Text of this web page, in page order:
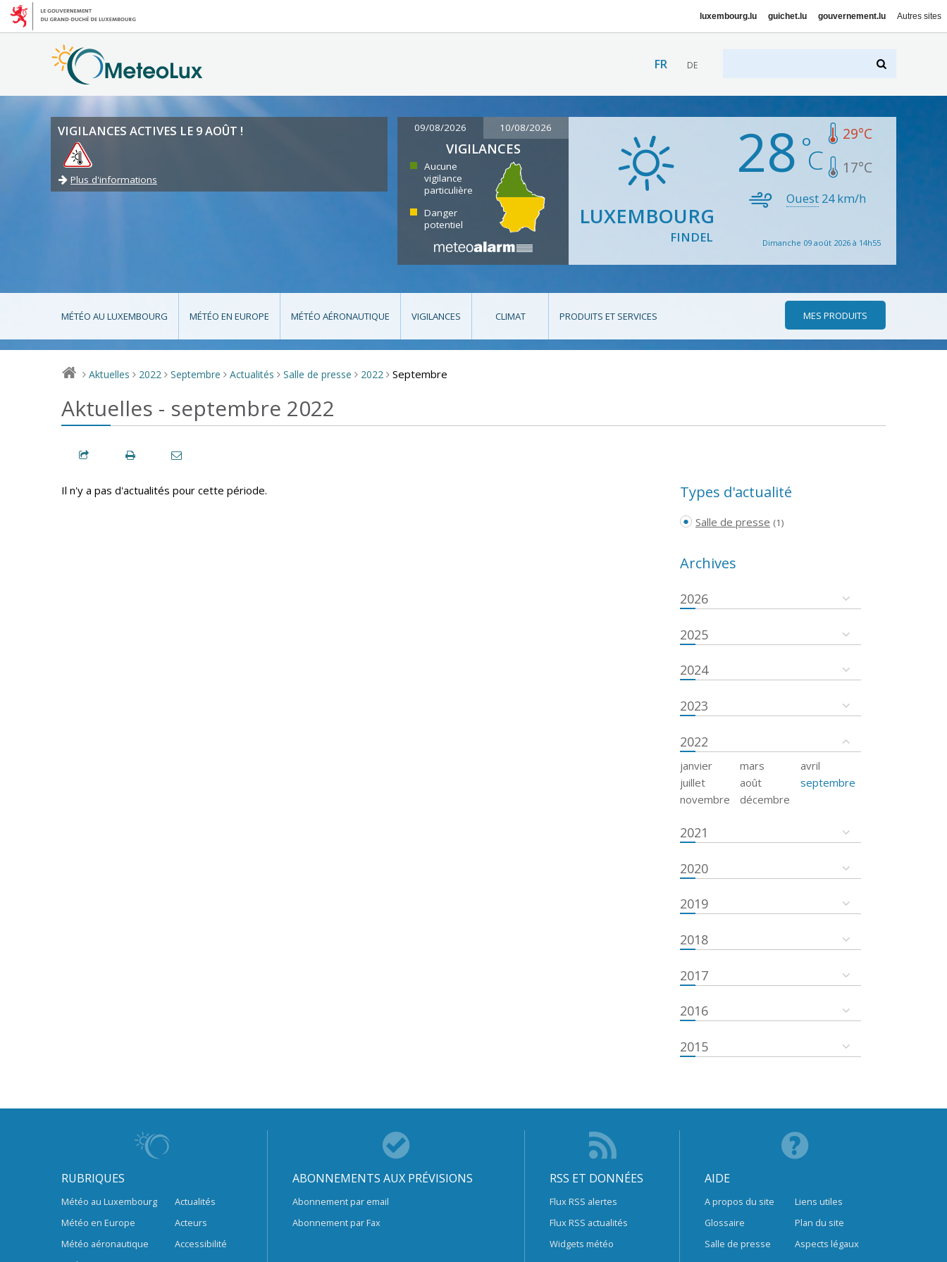
luxembourg.lu guichet.lu gouvernement.lu Autres sites
FR DE
VIGILANCES ACTIVES LE 9 AOÛT !
Plus d'informations
09/08/2026 10/08/2026
VIGILANCES
Aucune
vigilance
particulière
Danger
potentiel
LUXEMBOURG
FINDEL
28 29°C
17°C
Ouest 24km/h
Dimanche 09 août 2026 à 14h55
MÉTÉO AU LUXEMBOURG MÉTÉO EN EUROPE MÉTÉO AÉRONAUTIQUE VIGILANCES CLIMAT PRODUITS ET SERVICES MES PRODUITS
> Aktuelles > 2022 > Septembre > Actualités > Salle de presse > 2022 > Septembre
Aktuelles - septembre 2022
Il n'y a pas d'actualités pour cette période. Types d'actualité
Salle de presse (1)
Archives
2026
2025
2024
2023
2022
janvier mars
avril
juillet
août
septembre
novembre
décembre
2021
2020
2019
2018
2017
2016
2015
RUBRIQUES
Météo au Luxembourg
Météo en Europe
Météo aéronautique
Actualités
Acteurs
Accessibilité
ABONNEMENTS AUX PRÉVISIONS
Abonnement par email
Abonnement par Fax
RSS ET DONNÉES
Flux RSS alertes
Flux RSS actualités
Widgets météo
AIDE
A propos du site
Glossaire
Salle de presse
Liens utiles
Plan du site
Aspects légaux